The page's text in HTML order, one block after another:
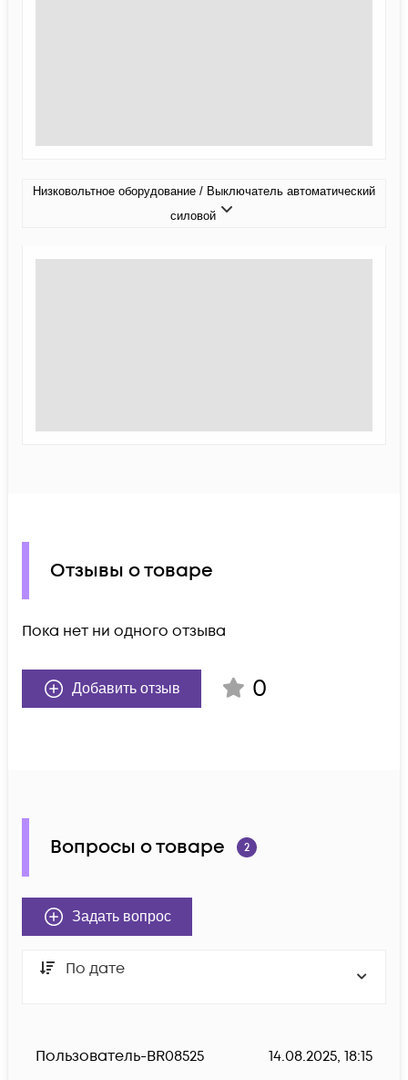
Низковольтное оборудование / Выключатель автоматический
силовой
Отзывы о товаре
Пока нет ни одного отзыва
Добавить отзыв 0
Вопросы о товаре 2
Задать вопрос
По дате
Пользователь-BR08525
14.08.2025, 18:15